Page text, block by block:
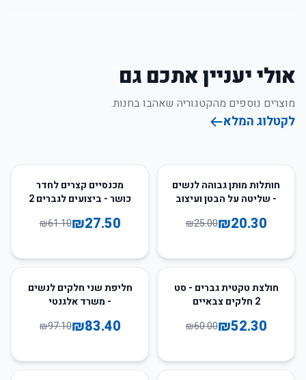
אולי יעניין אתכם גם
מוצרים נוספים מהקטגוריה שאהבו בחנות.
לקטלוג המלא
19%חותלות מותן גבוהה לנשים
- שליטה על הבטן ועיצוב
₪20.30
₪25.00
55מכנסיים קצרים לחדר
כושר - ביצועים לגברים 2
₪27.50
₪61.10
13%חולצת טקטית גברים - סט
2 חלקים צבאיים
₪52.30
₪60.00
14%חליפת שני חלקים לנשים
- משרד אלגנטי
₪83.40
₪97.10